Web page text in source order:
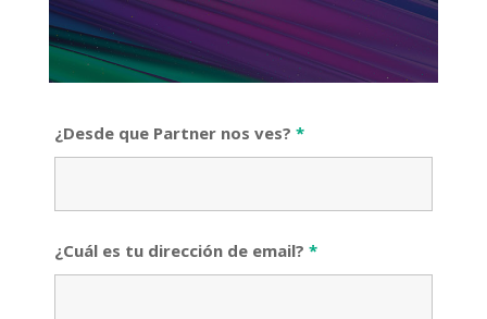
¿Desde que Partner nos ves? *
¿Cuál es tu dirección de email? *